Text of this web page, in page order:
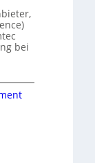
bei